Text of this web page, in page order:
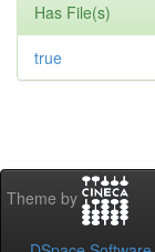
Has File(s)
true
Theme by